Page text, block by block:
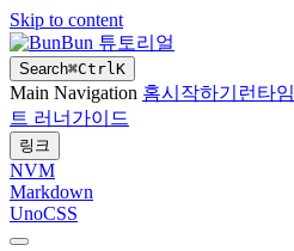
Skip to content
Bun 튜토리얼
Search⌘CtrlK
Main Navigation 홈시작하기 런타임
트 러너 가이드
링크
NVM
Markdown
UnoCSS